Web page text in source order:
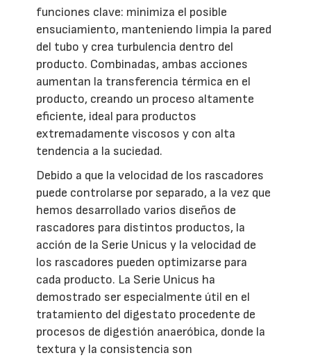
funciones clave: minimiza el posible
ensuciamiento, manteniendo limpia la pared
del tubo y crea turbulencia dentro del
producto. Combinadas, ambas acciones
aumentan la transferencia térmica en el
producto, creando un proceso altamente
eficiente, ideal para productos
extremadamente viscosos y con alta
tendencia a la suciedad.
Debido a que la velocidad de los rascadores
puede controlarse por separado, a la vez que
hemos desarrollado varios diseños de
rascadores para distintos productos, la
acción de la Serie Unicus y la velocidad de
los rascadores pueden optimizarse para
cada producto. La Serie Unicus ha
demostrado ser especialmente útil en el
tratamiento del digestato procedente de
procesos de digestión anaeróbica, donde la
textura y la consistencia son